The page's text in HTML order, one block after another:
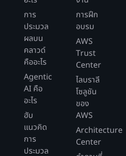
การ
ประมวล
ผลบน
คลาวด์
คืออะไร
Agentic
AI คือ
อะไร
ฮับ
แนวคิด
การ
ประมวล
การฝึก
อบรม
AWS
Trust
Center
ไลบราลี
โซลูชัน
ของ
AWS
Architecture
Center